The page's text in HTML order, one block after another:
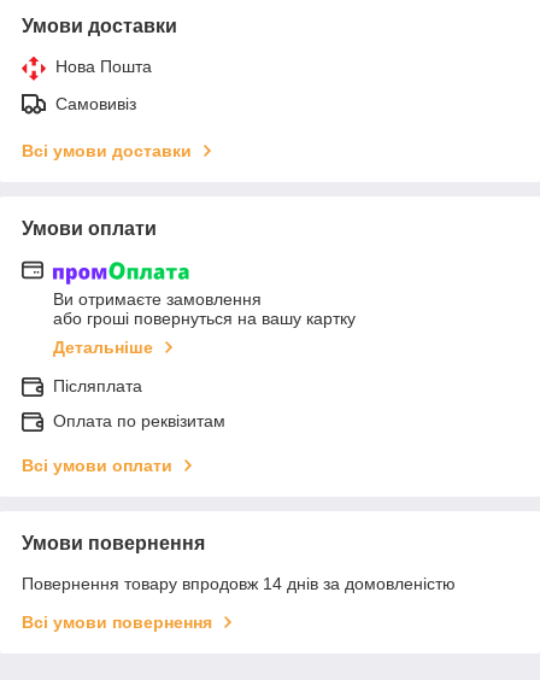
Умови доставки
Нова Пошта
Самовивіз
Всі умови доставки
Умови оплати
Ви отримаєте замовлення
або гроші повернуться на вашу картку
Детальніше
Післяплата
Оплата по реквізитам
Всі умови оплати
Умови повернення
Повернення товару впродовж 14 днів за домовленістю
Всі умови повернення